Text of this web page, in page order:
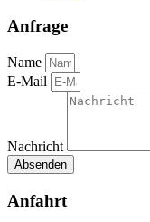
Anfrage
Name
E-Mail
Nachricht
Absenden
Anfahrt